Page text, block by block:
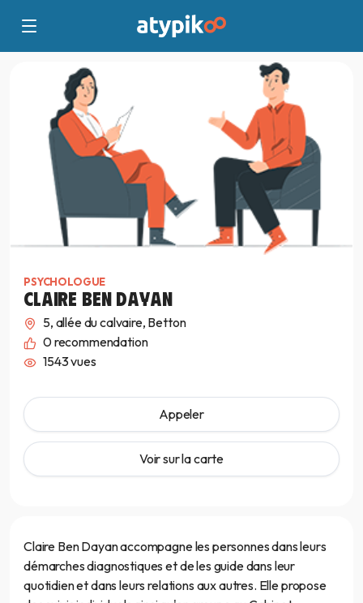
PSYCHOLOGUE
CLAIRE BEN DAYAN
5, allée du calvaire, Betton
0recommendation
1543 vues
Appeler
Voir sur la carte
Claire Ben Dayan accompagne les personnes dans leurs
démarches diagnostiques et de les guide dans leur
quotidien et dans leurs relations aux autres. Elle propose